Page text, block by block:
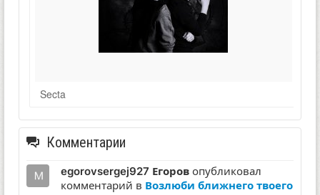
Secta
Комментарии
egorovsergej927 Егоров опубликовал
комментарий в Возлюби ближнего твоего